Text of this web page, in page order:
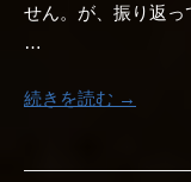
せん。が、振り返っ
…
続きを読む →